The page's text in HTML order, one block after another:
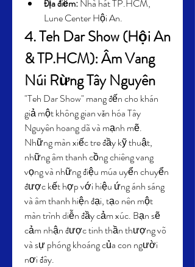
Địa điểm: Nhà hát TP.HCM,
Lune Center Hội An.
4. Teh Dar Show (Hội An
& TP.HCM): Âm Vang
Núi Rừng Tây Nguyên
"Teh Dar Show" mang đến cho khán
giả một không gian văn hóa Tây
Nguyên hoang dã và mạnh mẽ.
Những màn xiếc tre đầy kỹ thuật,
những âm thanh cồng chiêng vang
vọng và những điệu múa uyển chuyển
được kết hợp với hiệu ứng ánh sáng
và âm thanh hiện đại, tạo nên một
màn trình diễn đầy cảm xúc. Bạn sẽ
cảm nhận được tinh thần thượng võ
và sự phóng khoáng của con người
nơi đây.